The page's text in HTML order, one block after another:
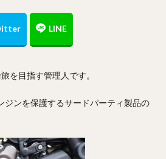
を目指す管理人です。
ジンを保護するサードパーティ製品の